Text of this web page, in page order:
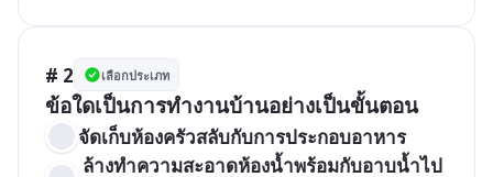
# 2 เลือกประเภท
ข้อใดเป็นการทำงานบ้านอย่างเป็นขั้นตอน
จัดเก็บห้องครัวสลับกับการประกอบอาหาร